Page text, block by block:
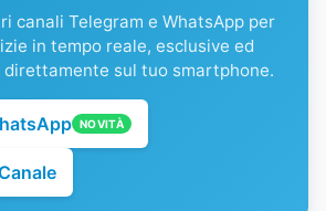
canali Telegram e WhatsApp per
in tempo reale, esclusive ed
sul tuo smartphone.
NOVITÀ